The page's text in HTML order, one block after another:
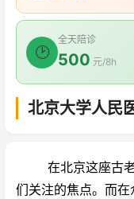
🕑
全天陪诊
500 元/8h
北京大学人民
在北京这座古老
们关注的焦点。而